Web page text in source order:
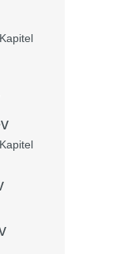
Kapitel
Kapitel